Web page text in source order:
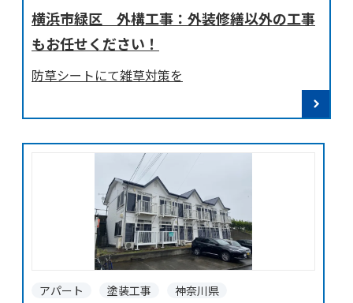
横浜市緑区 外構工事：外装修繕以外の工事
もお任せください！
防草シートにて雑草対策を
アパート 塗装工事 神奈川県